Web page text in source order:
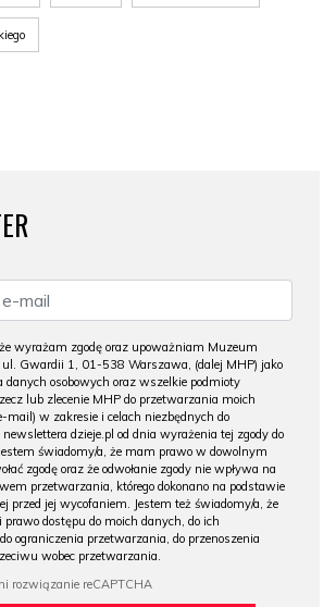
wyrażam zgodę oraz upoważniam Muzeum
Gwardii 1, 01-538 Warszawa, (dalej MHP) jako
osobowych oraz wszelkie podmioty
lub zlecenie MHP do przetwarzania moich
mail) w zakresie i celach niezbędnych do
dzieje.pl od dnia wyrażenia tej zgody do
świadomy/a, że mam prawo w dowolnym
zgodę oraz że odwołanie zgody nie wpływa na
przetwarzania, którego dokonano na podstawie
przed jej wycofaniem. Jestem też świadomy/a, że
prawo dostępu do moich danych, do ich
ograniczenia przetwarzania, do przenoszenia
wobec przetwarzania.